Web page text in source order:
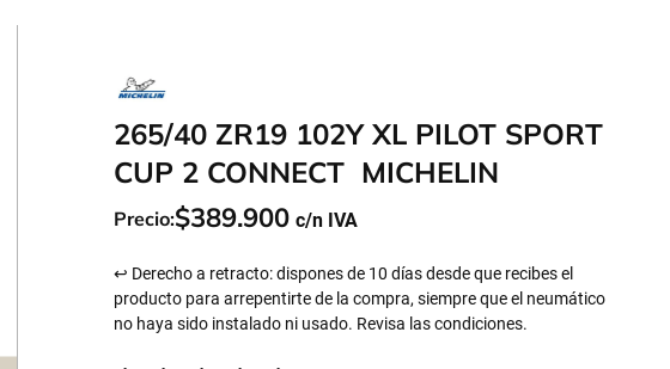
265/40 ZR19 102Y XL PILOT SPORT
CUP 2 CONNECT MICHELIN
Precio:$389.900
↩ Derecho a retracto: dispones de 10 días desde que recibes el
producto para arrepentirte de la compra, siempre que el neumático
no haya sido instalado ni usado. Revisa las condiciones.